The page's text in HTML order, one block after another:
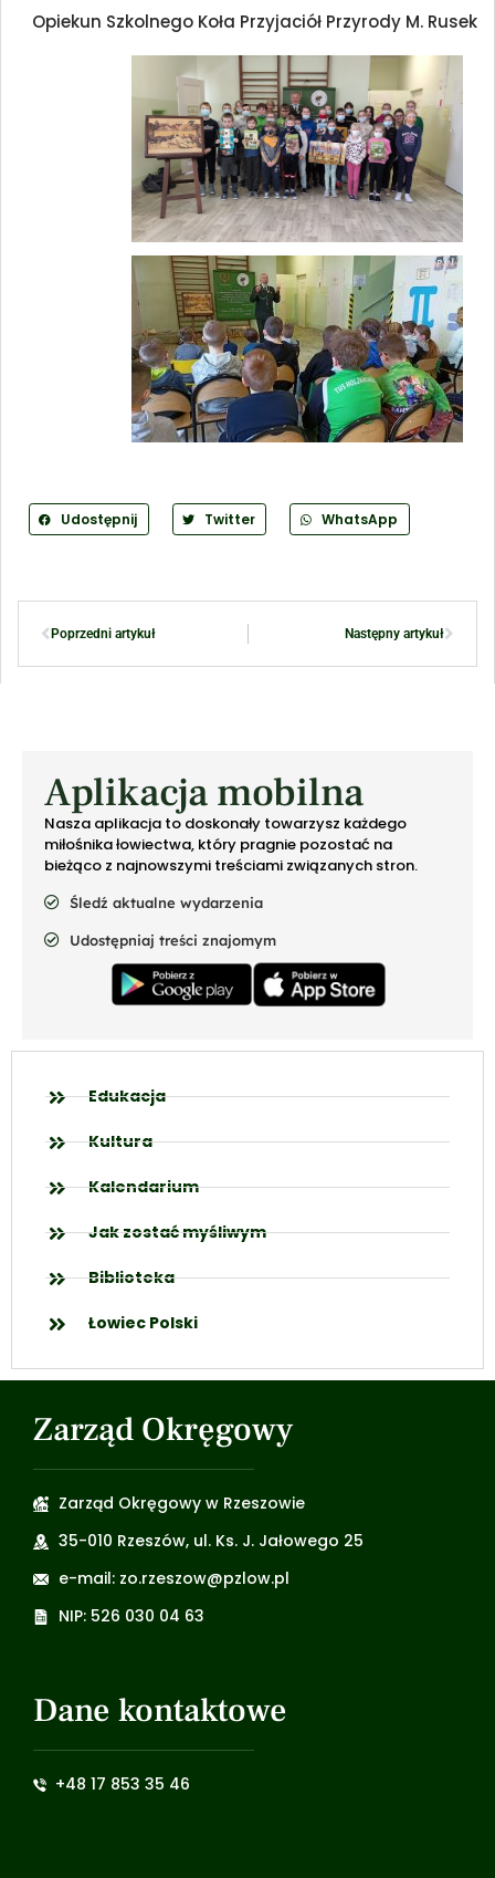
Opiekun Szkolnego Koła Przyjaciół Przyrody M. Rusek
Udostępnij Twitter WhatsApp
Poprzedni artykuł Następny artykuł
Aplikacja mobilna
Nasza aplikacja to doskonały towarzysz każdego
miłośnika łowiectwa, który pragnie pozostać na
bieżąco z najnowszymi treściami związanych stron.
Śledź aktualne wydarzenia
Udostępniaj treści znajomym
Edukacja
Kultura
Kalendarium
Jak zostać myśliwym
Biblioteka
Łowiec Polski
Zarząd Okręgowy
Zarząd Okręgowy w Rzeszowie
35-010 Rzeszów, ul. Ks. J. Jałowego 25
e-mail: zo.rzeszow@pzlow.pl
NIP: 526 030 04 63
Dane kontaktowe
+48 17 853 35 46